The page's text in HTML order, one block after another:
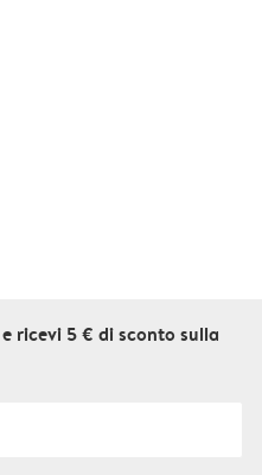
ricevi 5 € di sconto sulla